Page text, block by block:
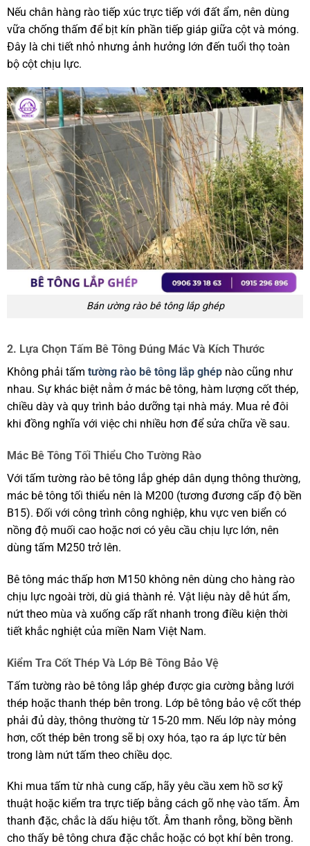
Nếu chân hàng rào tiếp xúc trực tiếp với đất ẩm, nên dùng
vữa chống thấm để bịt kín phần tiếp giáp giữa cột và móng.
Đây là chi tiết nhỏ nhưng ảnh hưởng lớn đến tuổi thọ toàn
bộ cột chịu lực.
Bán ường rào bê tông lắp ghép
2. Lựa Chọn Tấm Bê Tông Đúng Mác Và Kích Thước
Không phải tấm tường rào bê tông lắp ghépnào cũng như
nhau. Sự khác biệt nằm ở mác bê tông, hàm lượng cốt thép,
chiều dày và quy trình bảo dưỡng tại nhà máy. Mua rẻ đôi
khi đồng nghĩa với việc chi nhiều hơn để sửa chữa về sau.
Mác Bê Tông Tối Thiểu Cho Tường Rào
Với tấm tường rào bê tông lắp ghép dân dụng thông thường,
mác bê tông tối thiểu nên là M200 (tương đương cấp độ bền
B15). Đối với công trình công nghiệp, khu vực ven biển có
nồng độ muối cao hoặc nơi có yêu cầu chịu lực lớn, nên
dùng tấm M250 trở lên.
Bê tông mác thấp hơn M150 không nên dùng cho hàng rào
chịu lực ngoài trời, dù giá thành rẻ. Vật liệu này dễ hút ẩm,
nứt theo mùa và xuống cấp rất nhanh trong điều kiện thời
tiết khắc nghiệt của miền Nam Việt Nam.
Kiểm Tra Cốt Thép Và Lớp Bê Tông Bảo Vệ
Tấm tường rào bê tông lắp ghép được gia cường bằng lưới
thép hoặc thanh thép bên trong. Lớp bê tông bảo vệ cốt thép
phải đủ dày, thông thường từ 15-20 mm. Nếu lớp này mỏng
hơn, cốt thép bên trong sẽ bị oxy hóa, tạo ra áp lực từ bên
trong làm nứt tấm theo chiều dọc.
Khi mua tấm từ nhà cung cấp, hãy yêu cầu xem hồ sơ kỹ
thuật hoặc kiểm tra trực tiếp bằng cách gõ nhẹ vào tấm. Âm
thanh đặc, chắc là dấu hiệu tốt. Âm thanh rỗng, bồng bềnh
cho thấy bê tông chưa đặc chắc hoặc có bọt khí bên trong.